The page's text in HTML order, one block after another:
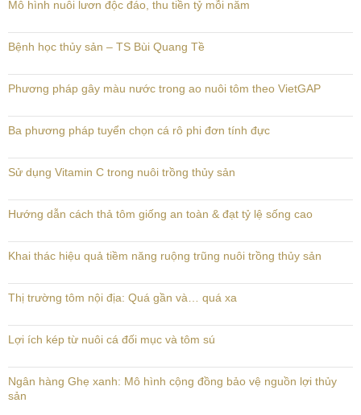
Mô hình nuôi lươn độc đáo, thu tiền tỷ mỗi năm
Bệnh học thủy sản – TS Bùi Quang Tề
Phương pháp gây màu nước trong ao nuôi tôm theo VietGAP
Ba phương pháp tuyển chọn cá rô phi đơn tính đực
Sử dụng Vitamin C trong nuôi trồng thủy sản
Hướng dẫn cách thả tôm giống an toàn & đạt tỷ lệ sống cao
Khai thác hiệu quả tiềm năng ruộng trũng nuôi trồng thủy sản
Thị trường tôm nội địa: Quá gần và… quá xa
Lợi ích kép từ nuôi cá đối mục và tôm sú
Ngân hàng Ghẹ xanh: Mô hình cộng đồng bảo vệ nguồn lợi thủy
sản